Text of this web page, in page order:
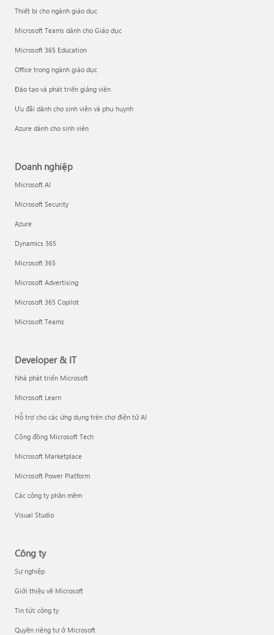
Thiết bị cho ngành giáo dục
Microsoft Teams dành cho Giáo dục
Microsoft 365 Education
Office trong ngành giáo dục
Đào tạo và phát triển giảng viên
Ưu đãi dành cho sinh viên và phụ huynh
Azure dành cho sinh viên
Doanh nghiệp
Microsoft AI
Microsoft Security
Azure
Dynamics 365
Microsoft 365
Microsoft Advertising
Microsoft 365 Copilot
Microsoft Teams
Developer & IT
Nhà phát triển Microsoft
Microsoft Learn
Hỗ trợ cho các ứng dụng trên chợ điện tử AI
Cộng đồng Microsoft Tech
Microsoft Marketplace
Microsoft Power Platform
Các công ty phần mềm
Visual Studio
Công ty
Sự nghiệp
Giới thiệu về Microsoft
Tin tức công ty
Quyền riêng tư ở Microsoft